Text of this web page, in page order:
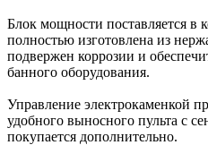
Блок мощности поставляется в
полностью изготовлена из
подвержен коррозии и
банного оборудования.
Управление электрокаменкой
удобного выносного пульта с
покупается дополнительно.